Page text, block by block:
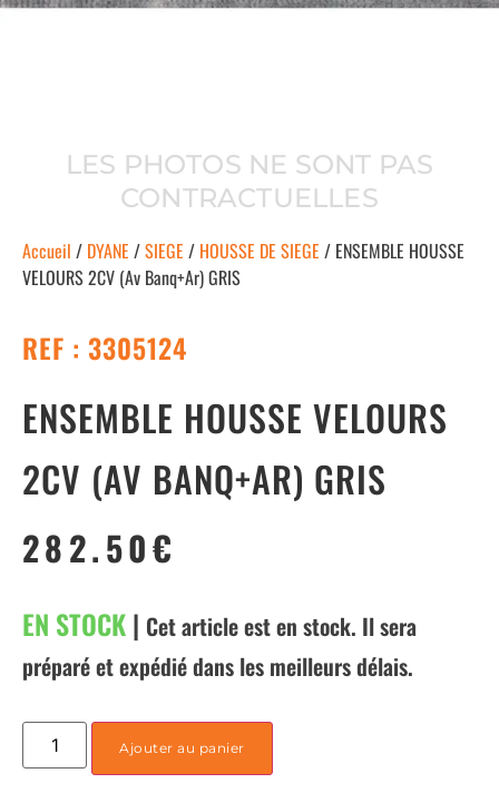
LES PHOTOS NE SONT PAS
CONTRACTUELLES
Accueil / DYANE /SIEGE / HOUSSE DE SIEGE / ENSEMBLE HOUSSE
VELOURS 2CV (Av Banq+Ar) GRIS
REF : 3305124
ENSEMBLE HOUSSE VELOURS
2CV (AV BANQ+AR) GRIS
282.50€
EN STOCK| Cet article est en stock. Il sera
préparé et expédié dans les meilleurs délais.
Ajouter au panier